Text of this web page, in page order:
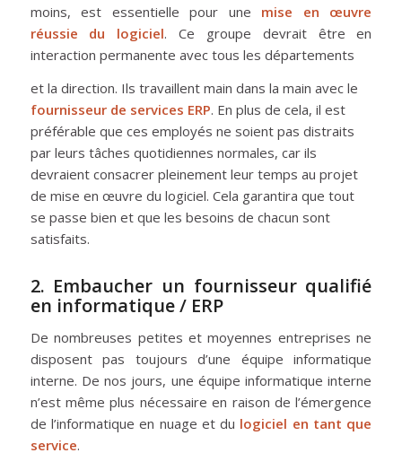
moins, est essentielle pour une mise en œuvre
réussie du logiciel. Ce groupe devrait être en
interaction permanente avec tous les départements
et la direction. Ils travaillent main dans la main avec le
fournisseur de services ERP. En plus de cela, il est
préférable que ces employés ne soient pas distraits
par leurs tâches quotidiennes normales, car ils
devraient consacrer pleinement leur temps au projet
de mise en œuvre du logiciel. Cela garantira que tout
se passe bien et que les besoins de chacun sont
satisfaits.
2. Embaucher un fournisseur qualifié
en informatique / ERP
De nombreuses petites et moyennes entreprises ne
disposent pas toujours d’une équipe informatique
interne. De nos jours, une équipe informatique interne
n’est même plus nécessaire en raison de l’émergence
de l’informatique en nuage et du logiciel en tant que
service.